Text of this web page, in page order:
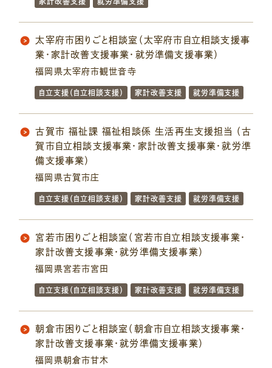
家計改善支援 就労準備支援
太宰府市困りごと相談室（太宰府市自立相談支援事
業・家計改善支援事業・就労準備支援事業）
福岡県太宰府市観世音寺
自立支援（自立相談支援） 家計改善支援 就労準備支援
古賀市 福祉課 福祉相談係 生活再生支援担当 （古
賀市自立相談支援事業・家計改善支援事業・就労準
備支援事業）
福岡県古賀市庄
自立支援（自立相談支援） 家計改善支援 就労準備支援
宮若市困りごと相談室（宮若市自立相談支援事業・
家計改善支援事業・就労準備支援事業）
福岡県宮若市宮田
自立支援（自立相談支援） 家計改善支援 就労準備支援
朝倉市困りごと相談室（朝倉市自立相談支援事業・
家計改善支援事業・就労準備支援事業）
福岡県朝倉市甘木